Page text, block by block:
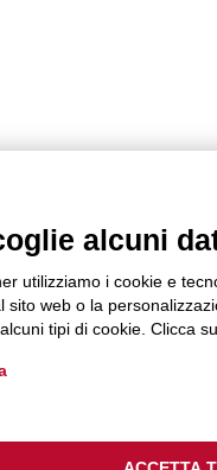
alcuni
utilizziamo i cookie e
web o la
tipi di cookie. Clicca